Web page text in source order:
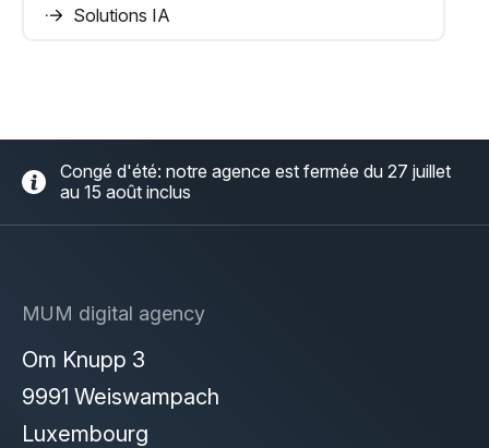
Solutions IA
Congé d'été: notre agence est fermée du 27 juillet
au 15 août inclus
MUM digital agency
Om Knupp 3
9991 Weiswampach
Luxembourg